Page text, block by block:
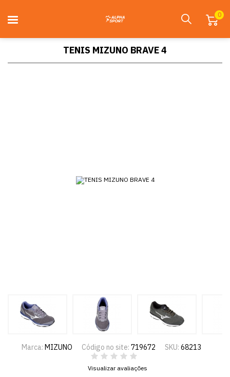
0
TENIS MIZUNO BRAVE 4
Marca: MIZUNO Código no site: 719672 SKU: 68213
Visualizar avaliações